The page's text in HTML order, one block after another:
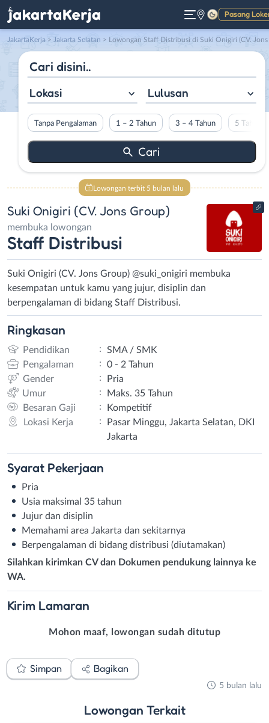
Pasang
Gelap
JakartaKerja > Jakarta Selatan > Lowongan Staff Distribusi di Suki Onigiri (CV. Jons Group)
Lokasi Lulusan
Tanpa Pengalaman 1 – 2 Tahun 3 – 4 Tahun 5 Tahun
Lowongan terbit 5 bulan lalu
Suki Onigiri (CV. Jons Group)
membuka lowongan
Staff Distribusi
Suki Onigiri (CV. Jons Group) @suki_onigiri membuka
kesempatan untuk kamu yang jujur, disiplin dan
berpengalaman di bidang Staff Distribusi.
Ringkasan
Pendidikan :
SMA / SMK
Pengalaman
:
0 - 2 Tahun
Gender
:
Pria
Umur
:
Maks. 35 Tahun
Besaran Gaji
:
Kompetitif
Lokasi Kerja
:
Pasar Minggu, Jakarta Selatan, DKI
Jakarta
Syarat Pekerjaan
Pria
Usia maksimal 35 tahun
Jujur dan disiplin
Memahami area Jakarta dan sekitarnya
Berpengalaman di bidang distribusi (diutamakan)
Silahkan kirimkan CV dan Dokumen pendukung lainnya ke
WA.
Kirim Lamaran
Mohon maaf, lowongan sudah ditutup
Simpan Bagikan
5 bulan lalu
Lowongan Terkait